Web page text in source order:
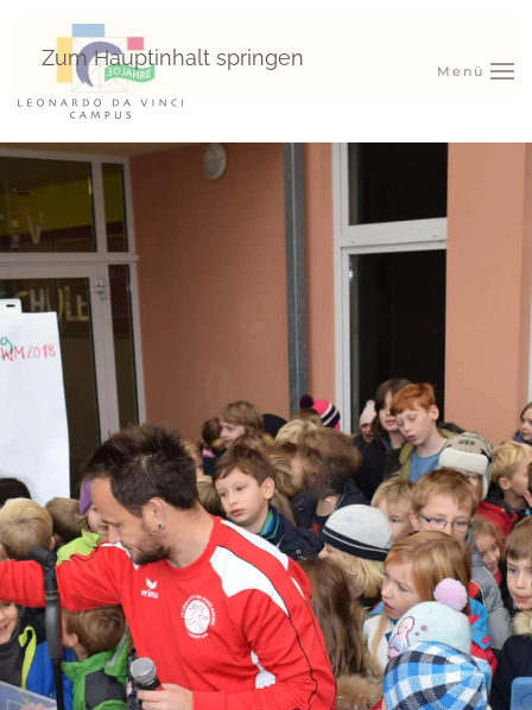
Zum Hauptinhalt springen
Menü